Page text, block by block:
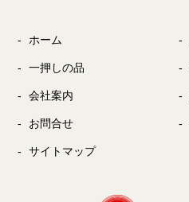
ホーム
一押しの品
会社案内
お問合せ
サイトマップ